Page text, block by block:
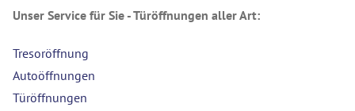
Unser Service für Sie - Türöffnungen aller Art:
Tresoröffnung
Autoöffnungen
Türöffnungen